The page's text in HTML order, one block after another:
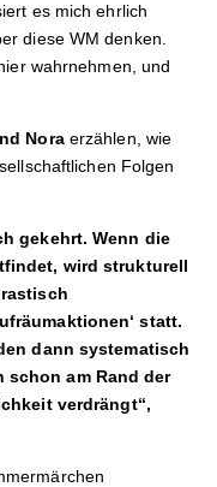
es mich ehrlich
diese WM denken.
wahrnehmen, und
Noraerzählen, wie
Folgen
gekehrt. Wenn die
wird strukturell
statt.
dann systematisch
am Rand der
verdrängt“,